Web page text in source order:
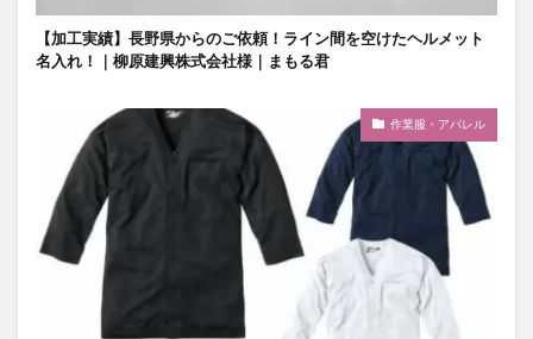
【加工実績】長野県からのご依頼！ライン間を空けたヘルメット
名入れ！｜柳原建興株式会社様｜まもる君
作業服・アパレル